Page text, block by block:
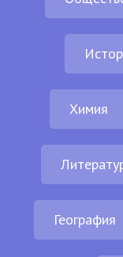
Химия
География